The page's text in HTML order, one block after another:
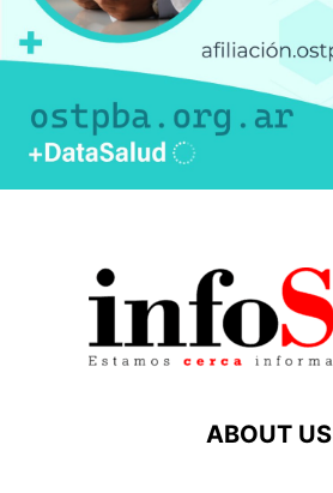
ABOUT US